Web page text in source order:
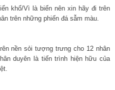
khổ/Vì là biển nên xin hãy đi trên
trên những phiến đá sẫm màu.
nền sỏi tượng trưng cho 12 nhân
duyên là tiến trình hiện hữu của